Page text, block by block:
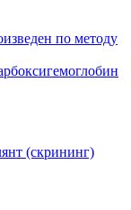
по методу
(скрининг)